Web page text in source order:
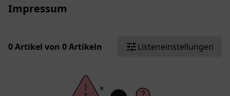
Impressum
0 Artikel von 0 Artikeln Listeneinstellungen